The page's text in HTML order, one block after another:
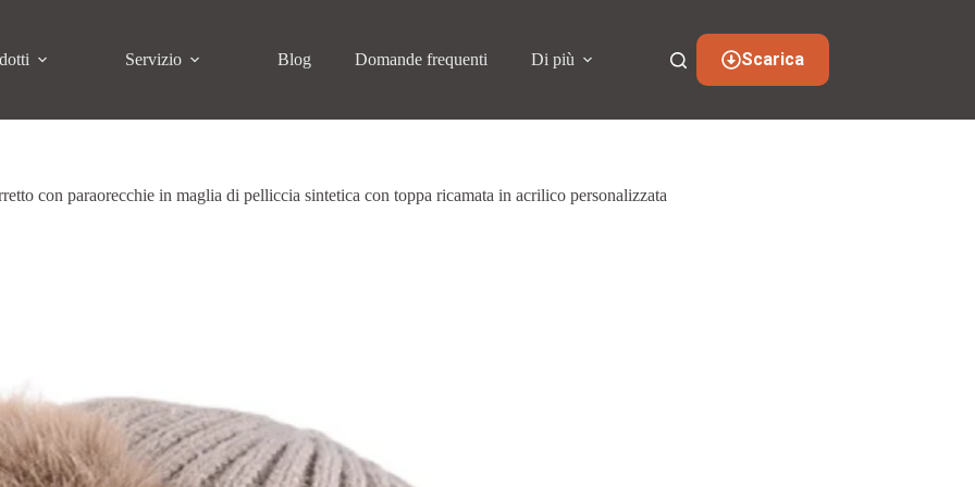
Servizio Blog Domande frequenti Di più Scarica
con paraorecchie in maglia di pelliccia sintetica con toppa ricamata in acrilico personalizzata